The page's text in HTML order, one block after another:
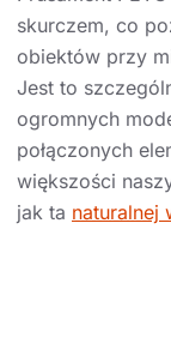
skurczem, co
obiektów przy
Jest to
ogromnych
połączonych
większości
jak ta naturalnej